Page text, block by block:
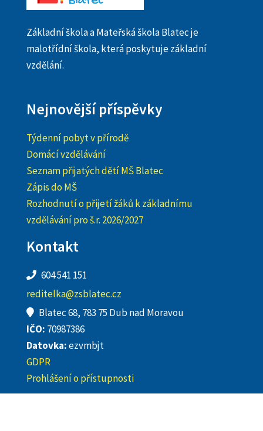
Základní škola a Mateřská škola Blatec je
malotřídní škola, která poskytuje základní
vzdělání.
Nejnovější příspěvky
Týdenní pobyt v přírodě
Domácí vzdělávání
Seznam přijatých dětí MŠ Blatec
Zápis do MŠ
Rozhodnutí o přijetí žáků k základnímu
vzdělávání pro š.r. 2026/2027
Kontakt
604 541 151
reditelka@zsblatec.cz
Blatec 68, 783 75 Dub nad Moravou
IČO: 70987386
Datovka:ezvmbjt
GDPR
Prohlášení o přístupnosti